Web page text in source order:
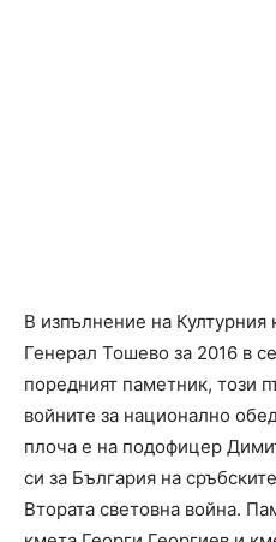
В изпълнение на
Генерал Тошево за 2016 в
поредният паметник, този
войните за национално
плоча е на подофицер
си за България на
Втората световна война.